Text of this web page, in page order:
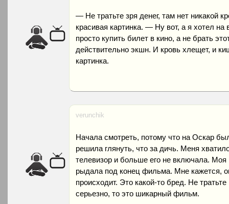
— Не тратьте зря денег, там нет никакой
красивая картинка. — Ну вот, а я хотел
просто купить билет в кино, а не брать
действительно экшн. И кровь хлещет, и
картинка.
verunchik
Начала смотреть, потому что на Оскар
решила глянуть, что за дичь. Меня
телевизор и больше его не включала. Моя
рыдала под конец фильма. Мне кажется,
происходит. Это какой-то бред. Не
серьезно, то это шикарный фильм.